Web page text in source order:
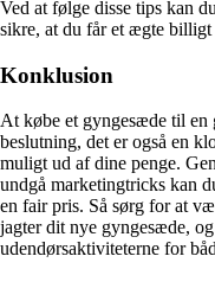
Ved at følge disse tips kan
sikre, at du får et ægte
Konklusion
At købe et gyngesæde til
beslutning, det er også en
muligt ud af dine penge.
undgå marketingtricks kan
en fair pris. Så sørg for at
jagter dit nye gyngesæde,
udendørsaktiviteterne for